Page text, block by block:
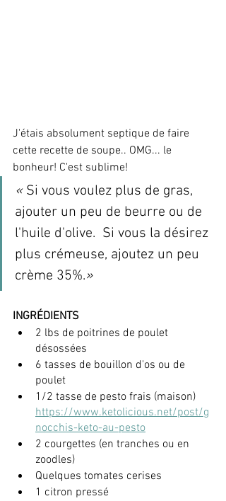
J'étais absolument septique de faire
cette recette de soupe.. OMG... le
bonheur! C'est sublime!
« Si vous voulez plus de gras,
ajouter un peu de beurre ou de
l'huile d'olive.  Si vous la désirez
plus crémeuse, ajoutez un peu
crème 35%.»
INGRÉDIENTS
2 lbs de poitrines de poulet
désossées
6 tasses de bouillon d'os ou de
poulet
1/2 tasse de pesto frais (maison)
https://www.ketolicious.net/post/g
nocchis-keto-au-pesto
2 courgettes (en tranches ou en
zoodles)
Quelques tomates cerises
1 citron pressé